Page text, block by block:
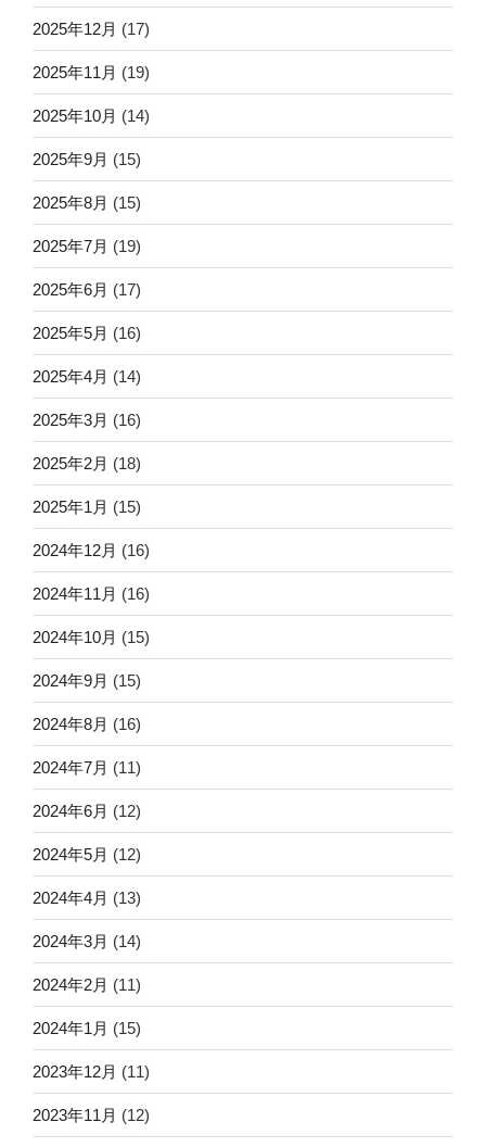
2025年12月 (17)
2025年11月 (19)
2025年10月 (14)
2025年9月 (15)
2025年8月 (15)
2025年7月 (19)
2025年6月 (17)
2025年5月 (16)
2025年4月 (14)
2025年3月 (16)
2025年2月 (18)
2025年1月 (15)
2024年12月 (16)
2024年11月 (16)
2024年10月 (15)
2024年9月 (15)
2024年8月 (16)
2024年7月 (11)
2024年6月 (12)
2024年5月 (12)
2024年4月 (13)
2024年3月 (14)
2024年2月 (11)
2024年1月 (15)
2023年12月 (11)
2023年11月 (12)